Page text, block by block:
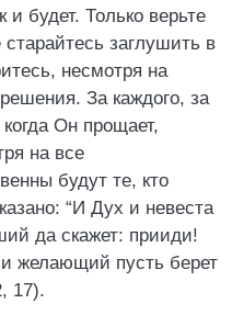
будет. Только верьте
заглушить в
несмотря на
За каждого, за
Он прощает,
на все
будут те, кто
“И Дух и невеста
да скажет: прииди!
желающий пусть берет
17).